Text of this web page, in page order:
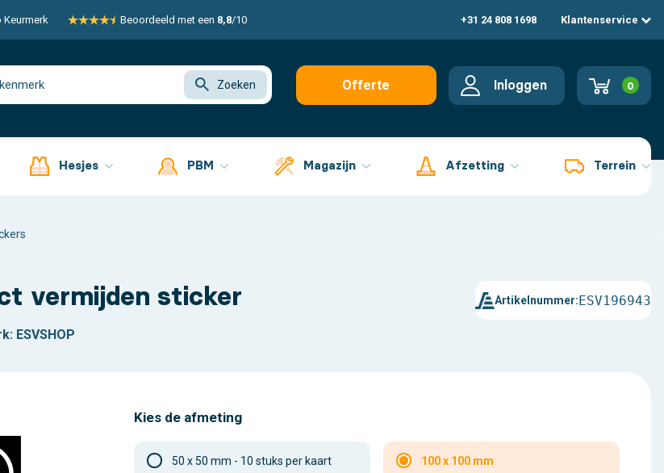
Beoordeeld met een 8,8/10 +31 24 808 1698 Klantenservice
Zoeken
Offerte
Inloggen 0
Hesjes PBM Magazijn Afzetting Terrein
vermijden sticker Artikelnummer:ESV196943
ESVSHOP
Kies de afmeting
50 x 50 mm - 10 stuks per kaart 100 x 100 mm